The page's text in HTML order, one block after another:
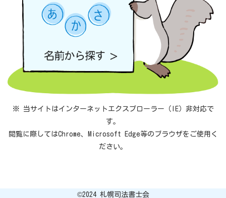
※ 当サイトはインターネットエクスプローラー（IE）非対応で
す。
閲覧に際してはChrome、Microsoft Edge等のブラウザをご使用く
ださい。
©︎2024 札幌司法書士会